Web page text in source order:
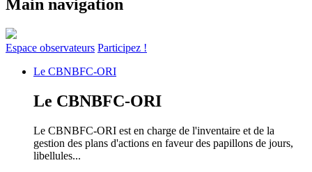
Main navigation
Espace observateurs Participez !
Le CBNBFC-ORI
Le CBNBFC-ORI
Le CBNBFC-ORI est en charge de l'inventaire et de la
gestion des plans d'actions en faveur des papillons de jours,
libellules...